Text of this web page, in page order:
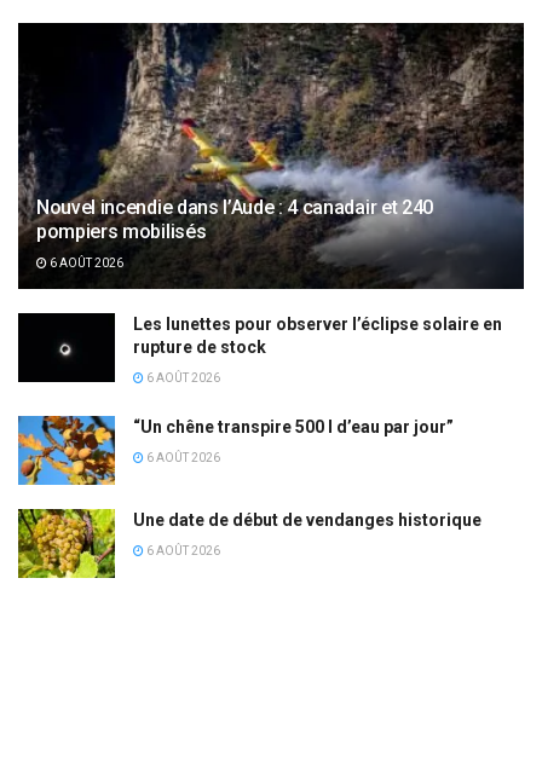
Nouvel incendie dans l’Aude : 4 canadair et 240
pompiers mobilisés
6 AOÛT 2026
Les lunettes pour observer l’éclipse solaire en
rupture de stock
6 AOÛT 2026
“Un chêne transpire 500 l d’eau par jour”
6 AOÛT 2026
Une date de début de vendanges historique
6 AOÛT 2026